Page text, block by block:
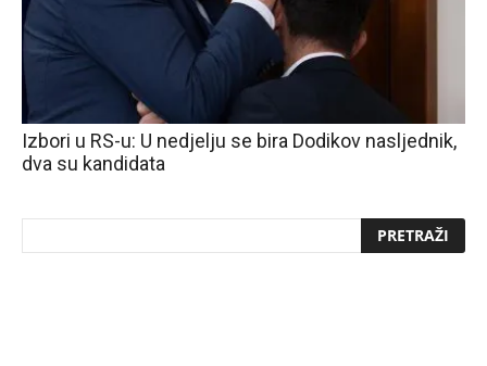
Izbori u RS-u: U nedjelju se bira Dodikov nasljednik,
dva su kandidata